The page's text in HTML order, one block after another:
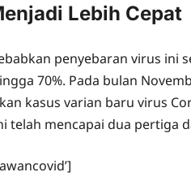
Lebih Cepat
penyebaran virus ini
70%. Pada bulan
kasus varian baru virus
telah mencapai dua pertiga